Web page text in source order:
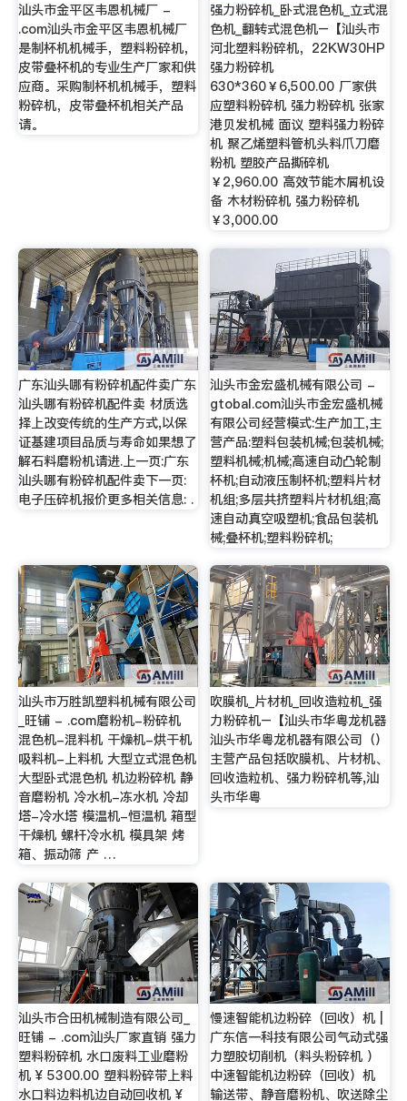
汕头市金平区韦恩机械厂 -
.com汕头市金平区韦恩机械厂
是制杯机机械手，塑料粉碎机，
皮带叠杯机的专业生产厂家和供
应商。采购制杯机机械手，塑料
粉碎机，皮带叠杯机相关产品
请。
强力粉碎机_卧式混色机_立式混
色机_翻转式混色机–【汕头市
河北塑料粉碎机，22KW30HP
强力粉碎机
630*360￥6,500.00 厂家供
应塑料粉碎机 强力粉碎机 张家
港贝发机械 面议 塑料强力粉碎
机 聚乙烯塑料管机头料爪刀磨
粉机 塑胶产品撕碎机
￥2,960.00 高效节能木屑机设
备 木材粉碎机 强力粉碎机
￥3,000.00
广东汕头哪有粉碎机配件卖广东
汕头哪有粉碎机配件卖 材质选
择上改变传统的生产方式,以保
证基建项目品质与寿命如果想了
解石料磨粉机请进.上一页:广东
汕头哪有粉碎机配件卖下一页:
电子压碎机报价更多相关信息: .
汕头市金宏盛机械有限公司 -
gtobal.com汕头市金宏盛机械
有限公司经营模式:生产加工,主
营产品:塑料包装机械;包装机械;
塑料机械;机械;高速自动凸轮制
杯机;自动液压制杯机;塑料片材
机组;多层共挤塑料片材机组;高
速自动真空吸塑机;食品包装机
械;叠杯机;塑料粉碎机;
汕头市万胜凯塑料机械有限公司
_旺铺 - .com磨粉机-粉碎机
混色机-混料机 干燥机-烘干机
吸料机-上料机 大型立式混色机
大型卧式混色机 机边粉碎机 静
音磨粉机 冷水机-冻水机 冷却
塔-冷水塔 模温机-恒温机 箱型
干燥机 螺杆冷水机 模具架 烤
箱、振动筛 产 …
吹膜机_片材机_回收造粒机_强
力粉碎机–【汕头市华粤龙机器
汕头市华粤龙机器有限公司（）
主营产品包括吹膜机、片材机、
回收造粒机、强力粉碎机等,汕
头市华粤
汕头市合田机械制造有限公司_
旺铺 - .com汕头厂家直销 强力
塑料粉碎机 水口废料工业磨粉
机 ¥ 5300.00 塑料粉碎带上料
水口料边料机边自动回收机 ¥
慢速智能机边粉碎（回收）机 |
广东信一科技有限公司气动式强
力塑胶切削机（料头粉碎机 ）
中速智能机边粉碎（回收）机
输送带、静音磨粉机、吹送除尘